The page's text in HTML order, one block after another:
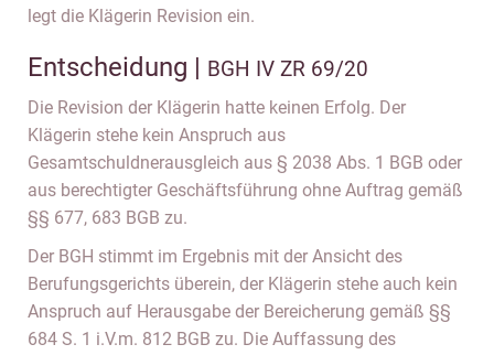
legt die Klägerin Revision ein.
Entscheidung | BGH IV ZR 69/20
Die Revision der Klägerin hatte keinen Erfolg. Der
Klägerin stehe kein Anspruch aus
Gesamtschuldnerausgleich aus § 2038 Abs. 1 BGB oder
aus berechtigter Geschäftsführung ohne Auftrag gemäß
§§ 677, 683 BGB zu.
Der BGH stimmt im Ergebnis mit der Ansicht des
Berufungsgerichts überein, der Klägerin stehe auch kein
Anspruch auf Herausgabe der Bereicherung gemäß §§
684 S. 1 i.V.m. 812 BGB zu. Die Auffassung des